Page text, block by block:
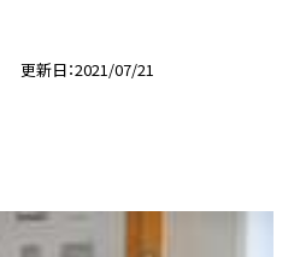
更新日 2021/07/21